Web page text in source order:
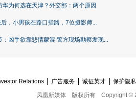
为何选在天津？外交部：两个原因
，小男孩在路口指路，7位摄影师...
：凶手欲靠悲情蒙混 警方现场勘察发现...
Relations 广告服务 诚征英才
保护隐
凤凰新媒体
版权所有 Copyright ©